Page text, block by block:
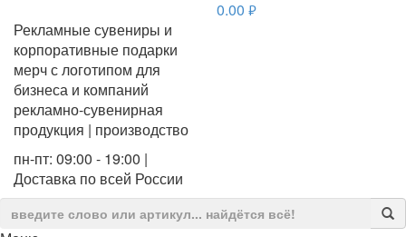
Рекламные сувениры и
корпоративные подарки
мерч с логотипом для
бизнеса и компаний
рекламно-сувенирная
продукция | производство
пн-пт: 09:00 - 19:00 |
Доставка по всей России
0.00 руб.